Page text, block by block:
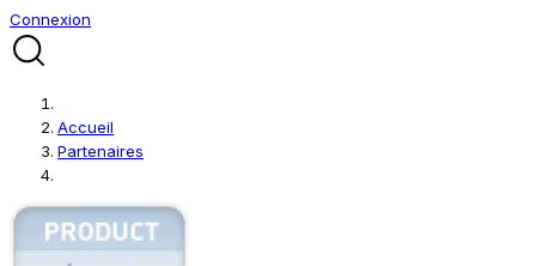
Connexion
Accueil
Partenaires